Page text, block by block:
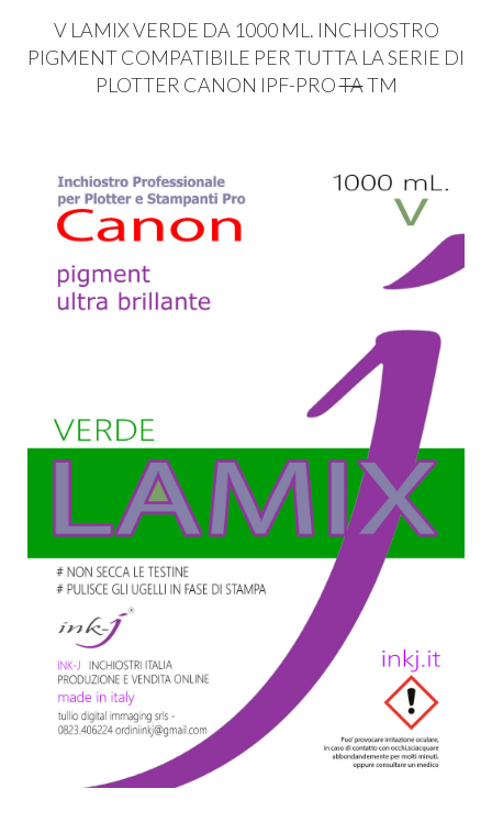
V LAMIXVERDE DA 1000 ML. INCHIOSTRO
PIGMENTCOMPATIBILE PER TUTTA LASERIE DI
PLOTTER CANON IPF-PROTATM